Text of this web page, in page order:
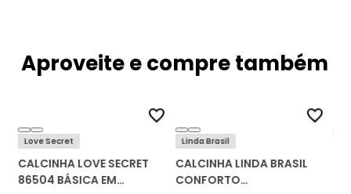
Aproveite e compre também
Love Secret
CALCINHA LOVE SECRET
86504 BÁSICA EM
Linda Brasil
CALCINHA LINDA BRASIL
CONFORTO